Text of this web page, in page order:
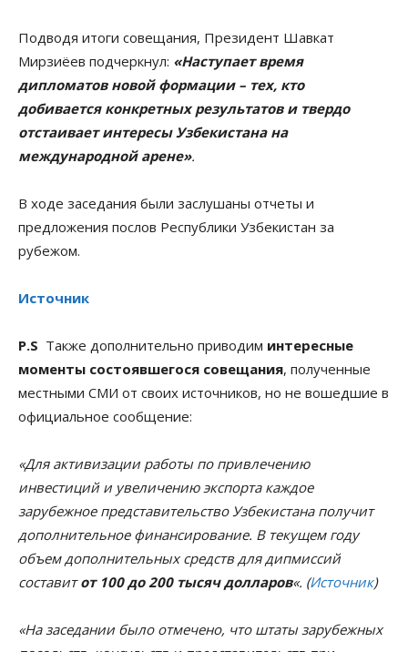
Подводя итоги совещания, Президент Шавкат
Мирзиёев подчеркнул: «Наступает время
дипломатов новой формации – тех, кто
добивается конкретных результатов и твердо
отстаивает интересы Узбекистана на
международной арене».
В ходе заседания были заслушаны отчеты и
предложения послов Республики Узбекистан за
рубежом.
Источник
P.S Также дополнительно приводим интересные
моменты состоявшегося совещания, полученные
местными СМИ от своих источников, но не вошедшие в
официальное сообщение:
«Для активизации работы по привлечению
инвестиций и увеличению экспорта каждое
зарубежное представительство Узбекистана получит
дополнительное финансирование. В текущем году
объем дополнительных средств для дипмиссий
составитот 100 до 200 тысяч долларов«. (Источник)
«На заседании было отмечено, что штаты зарубежных